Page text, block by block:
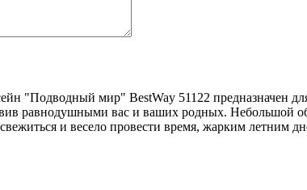
"Подводный мир" BestWay 51122 предназначен
равнодушными вас и ваших родных. Небольшой
и весело провести время, жарким летним